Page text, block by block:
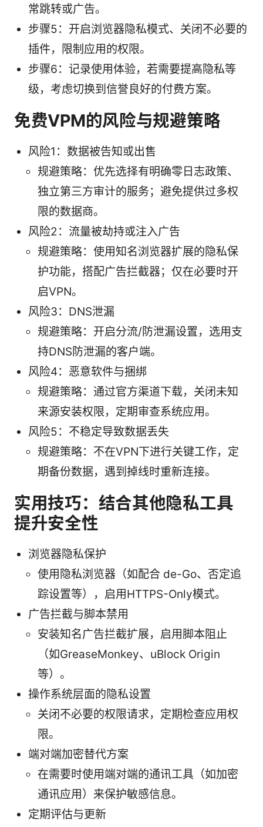
常跳转或广告。
步骤5：开启浏览器隐私模式、关闭不必要的
插件，限制应用的权限。
步骤6：记录使用体验，若需要提高隐私等
级，考虑切换到信誉良好的付费方案。
免费VPM的风险与规避策略
风险1：数据被告知或出售
规避策略：优先选择有明确零日志政策、
独立第三方审计的服务；避免提供过多权
限的数据商。
风险2：流量被劫持或注入广告
规避策略：使用知名浏览器扩展的隐私保
护功能，搭配广告拦截器；仅在必要时开
启VPN。
风险3：DNS泄漏
规避策略：开启分流/防泄漏设置，选用支
持DNS防泄漏的客户端。
风险4：恶意软件与捆绑
规避策略：通过官方渠道下载，关闭未知
来源安装权限，定期审查系统应用。
风险5：不稳定导致数据丢失
规避策略：不在VPN下进行关键工作，定
期备份数据，遇到掉线时重新连接。
实用技巧：结合其他隐私工具
提升安全性
浏览器隐私保护
使用隐私浏览器（如配合 de-Go、否定追
踪设置等），启用HTTPS-Only模式。
广告拦截与脚本禁用
安装知名广告拦截扩展，启用脚本阻止
（如GreaseMonkey、uBlock Origin
等）。
操作系统层面的隐私设置
关闭不必要的权限请求，定期检查应用权
限。
端对端加密替代方案
在需要时使用端对端的通讯工具（如加密
通讯应用）来保护敏感信息。
定期评估与更新